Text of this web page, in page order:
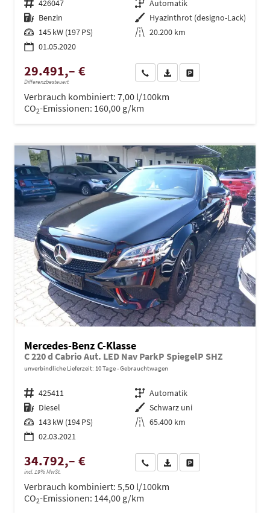
Fahrzeugnr. 426047 Getriebe Automatik
Kraftstoff Benzin Außenfarbe Hyazinthrot (designo-Lack)
Leistung 145 kW (197 PS) Kilometerstand 20.200 km
01.05.2020
29.491,– €
Differenzbesteuert
Wir rufen Sie anPDF-Datei, Fahrzeugexposé
Verbrauch kombiniert: 7,00 l/100km
CO2-Emissionen: 160,00 g/km
Mercedes-Benz C-Klasse
C 220 d Cabrio Aut. LED Nav ParkP SpiegelP SHZ
unverbindliche Lieferzeit: 10 Tage Gebrauchtwagen
Fahrzeugnr. 425411 Getriebe Automatik
Kraftstoff Diesel Außenfarbe Schwarz uni
Leistung 143 kW (194 PS) Kilometerstand 65.400 km
02.03.2021
34.792,– €
incl. 19% MwSt.
Wir rufen Sie anPDF-Datei, Fahrzeugexposé
Verbrauch kombiniert: 5,50 l/100km
CO2-Emissionen: 144,00 g/km